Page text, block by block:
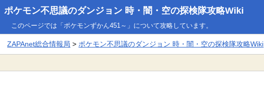
ポケモン不思議のダンジョン 時・闇・空の探検隊攻略Wiki
このページでは「ポケモンずかん451～」について攻略しています。
ZAPAnet総合情報局 >ポケモン不思議のダンジョン 時・闇・空の探検隊攻略Wiki